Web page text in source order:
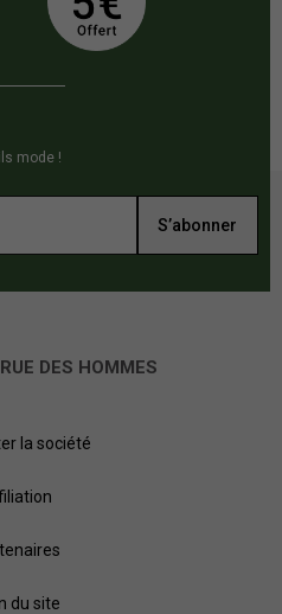
mode !
S’abonner
DES HOMMES
la société
du site